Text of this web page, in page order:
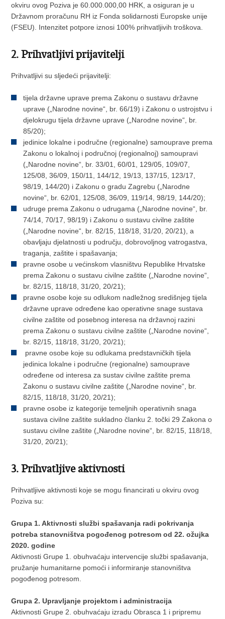
okviru ovog Poziva je 60.000.000,00 HRK, a osiguran je u
Državnom proračunu RH iz Fonda solidarnosti Europske unije
(FSEU). Intenzitet potpore iznosi 100% prihvatljivih troškova.
2. Prihvatljivi prijavitelji
Prihvatljivi su sljedeći prijavitelji:
tijela državne uprave prema Zakonu o sustavu državne
uprave („Narodne novine“, br. 66/19) i Zakonu o ustrojstvu i
djelokrugu tijela državne uprave („Narodne novine“, br.
85/20);
jedinice lokalne i područne (regionalne) samouprave prema
Zakonu o lokalnoj i područnoj (regionalnoj) samoupravi
(„Narodne novine“, br. 33/01, 60/01, 129/05, 109/07,
125/08, 36/09, 150/11, 144/12, 19/13, 137/15, 123/17,
98/19, 144/20) i Zakonu o gradu Zagrebu („Narodne
novine“, br. 62/01, 125/08, 36/09, 119/14, 98/19, 144/20);
udruge prema Zakonu o udrugama („Narodne novine“, br.
74/14, 70/17, 98/19) i Zakonu o sustavu civilne zaštite
(„Narodne novine“, br. 82/15, 118/18, 31/20, 20/21), a
obavljaju djelatnosti u području, dobrovoljnog vatrogastva,
traganja, zaštite i spašavanja;
pravne osobe u većinskom vlasništvu Republike Hrvatske
prema Zakonu o sustavu civilne zaštite („Narodne novine“,
br. 82/15, 118/18, 31/20, 20/21);
pravne osobe koje su odlukom nadležnog središnjeg tijela
državne uprave određene kao operativne snage sustava
civilne zaštite od posebnog interesa na državnoj razini
prema Zakonu o sustavu civilne zaštite („Narodne novine“,
br. 82/15, 118/18, 31/20, 20/21);
pravne osobe koje su odlukama predstavničkih tijela
jedinica lokalne i područne (regionalne) samouprave
određene od interesa za sustav civilne zaštite prema
Zakonu o sustavu civilne zaštite („Narodne novine“, br.
82/15, 118/18, 31/20, 20/21);
pravne osobe iz kategorije temeljnih operativnih snaga
sustava civilne zaštite sukladno članku 2. točki 29 Zakona o
sustavu civilne zaštite („Narodne novine“, br. 82/15, 118/18,
31/20, 20/21);
3. Prihvatljive aktivnosti
Prihvatljive aktivnosti koje se mogu financirati u okviru ovog
Poziva su:
Grupa 1. Aktivnosti službi spašavanja radi pokrivanja
potreba stanovništva pogođenog potresom od 22. ožujka
2020. godine
Aktivnosti Grupe 1. obuhvaćaju intervencije službi spašavanja,
pružanje humanitarne pomoći i informiranje stanovništva
pogođenog potresom.
Grupa 2. Upravljanje projektom i administracija
Aktivnosti Grupe 2. obuhvaćaju izradu Obrasca 1 i pripremu